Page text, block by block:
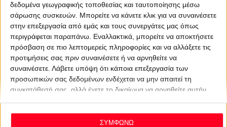
δεδομένα γεωγραφικής τοποθεσίας και ταυτοποίησης μέσω
σάρωσης συσκευών. Μπορείτε να κάνετε κλικ για να συναινέσετε
στην επεξεργασία από εμάς και τους συνεργάτες μας όπως
περιγράφεται παραπάνω. Εναλλακτικά, μπορείτε να αποκτήσετε
πρόσβαση σε πιο λεπτομερείς πληροφορίες και να αλλάξετε τις
προτιμήσεις σας πριν συναινέσετε ή να αρνηθείτε να
συναινέσετε. Λάβετε υπόψη ότι κάποια επεξεργασία των
προσωπικών σας δεδομένων ενδέχεται να μην απαιτεί τη
συγκατάθεσή σας, αλλά έχετε το δικαίωμα να αρνηθείτε αυτήν
ανακαλέσετε τη συγκατάθεσή σας ανά πάσα στιγμή
ΣΥΜΦΩΝΩ